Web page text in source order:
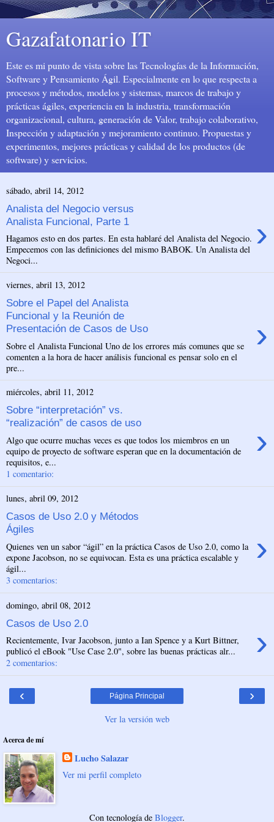
Gazafatonario IT
Este es mi punto de vista sobre las Tecnologías de la Información,
Software y Pensamiento Ágil. Especialmente en lo que respecta a
procesos y métodos, modelos y sistemas, marcos de trabajo y
prácticas ágiles, experiencia en la industria, transformación
organizacional, cultura, generación de Valor, trabajo colaborativo,
Inspección y adaptación y mejoramiento continuo. Propuestas y
experimentos, mejores prácticas y calidad de los productos (de
software) y servicios.
sábado, abril 14, 2012
Analista del Negocio versus
Analista Funcional, Parte 1
›
Hagamos esto en dos partes. En esta hablaré del Analista del Negocio.
Empecemos con las definiciones del mismo BABOK. Un Analista del
Negoci...
viernes, abril 13, 2012
Sobre el Papel del Analista
Funcional y la Reunión de
Presentación de Casos de Uso
›
Sobre el Analista Funcional Uno de los errores más comunes que se
comenten a la hora de hacer análisis funcional es pensar solo en el
pre...
miércoles, abril 11, 2012
Sobre “interpretación” vs.
“realización” de casos de uso
›
Algo que ocurre muchas veces es que todos los miembros en un
equipo de proyecto de software esperan que en la documentación de
requisitos, e...
1 comentario:
lunes, abril 09, 2012
Casos de Uso 2.0 y Métodos
Ágiles
›
Quienes ven un sabor “ágil” en la práctica Casos de Uso 2.0, como la
expone Jacobson, no se equivocan. Esta es una práctica escalable y
ágil...
3 comentarios:
domingo, abril 08, 2012
Casos de Uso 2.0 ›
Recientemente, Ivar Jacobson, junto a Ian Spence y a Kurt Bittner,
publicó el eBook "Use Case 2.0", sobre las buenas prácticas alr...
2 comentarios:
‹ ›
Página Principal
Ver la versión web
Acerca de mí
Lucho Salazar
Ver mi perfil completo
Con tecnología de Blogger.